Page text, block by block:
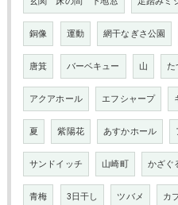
銅像 運動 網干なぎさ公園
唐箕 バーベキュー 山
アクアホール エフシャープ
夏 紫陽花 あすかホール
サンドイッチ 山崎町 かざぐ
青梅 3日干し ツバメ カ